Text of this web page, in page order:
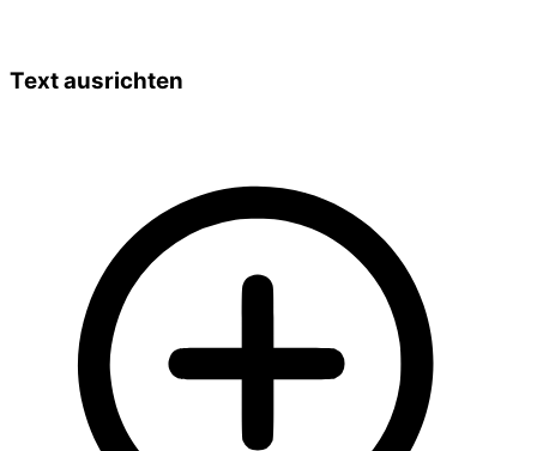
Text ausrichten